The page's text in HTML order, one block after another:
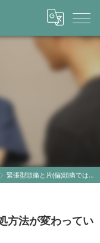
緊張型頭痛と片(偏)頭痛では対処方法が変わっていきます。
方法が変わってい